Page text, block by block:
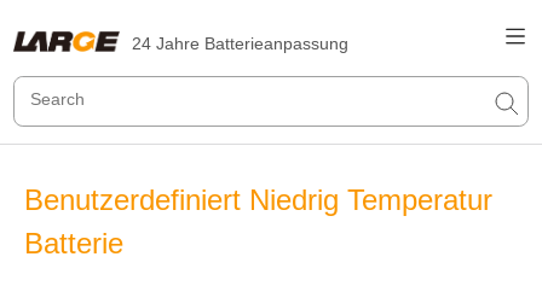
24 Jahre Batterieanpassung
Benutzerdefiniert Niedrig Temperatur
Batterie